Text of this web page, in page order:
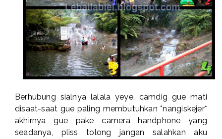
Berhubung sialnya lalala yeye, camdig gue mati
disaat-saat gue paling membutuhkan *nangiskejer*
akhirnya gue pake camera handphone yang
seadanya, pliss tolong jangan salahkan aku